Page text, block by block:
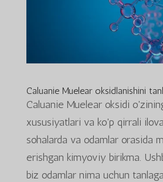
Caluanie Muelear oksidlanishini
Caluanie Muelear oksidi
xususiyatlari va ko'p qirrali
sohalarda va odamlar orasida
erishgan kimyoviy birikma.
biz odamlar nima uchun